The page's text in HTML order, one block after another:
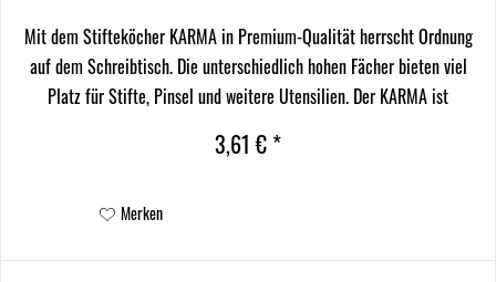
Mit dem Stifteköcher KARMA in Premium-Qualität herrscht Ordnung
auf dem Schreibtisch. Die unterschiedlich hohen Fächer bieten viel
Platz für Stifte, Pinsel und weitere Utensilien. Der KARMA ist
3,61 € *
Merken